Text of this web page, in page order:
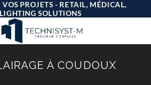
PROJETS - RETAIL, MÉDICAL,
SOLUTIONS
À COUDOUX